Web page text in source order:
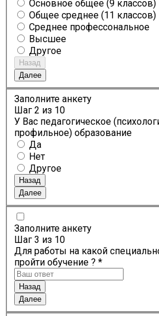
Основное общее (9 классов)
Общее среднее (11 классов)
Среднее профессональное
Высшее
Другое
Назад
Далее
Заполните анкету
Шаг 2 из 10
У Вас педагогическое
профильное) образование
Да
Нет
Другое
Назад
Далее
Заполните анкету
Шаг 3 из 10
Для работы на какой
пройти обучение ? *
Назад
Далее